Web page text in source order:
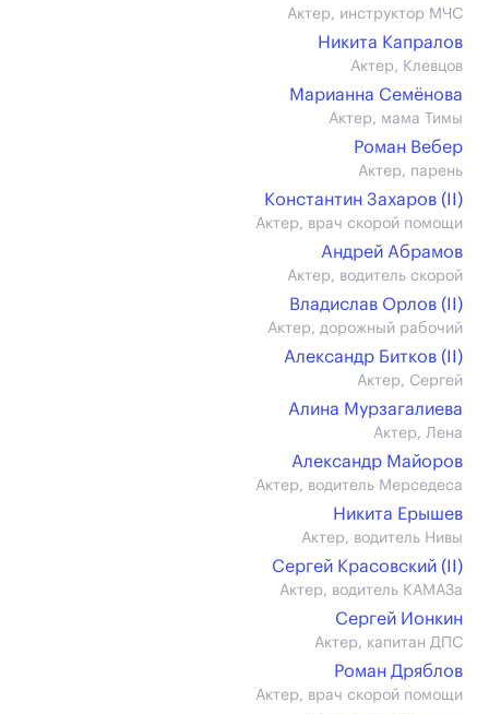
Актер, инструктор МЧС
Никита Капралов
Актер, Клевцов
Марианна Семёнова
Актер, мама Тимы
Роман Вебер
Актер, парень
Константин Захаров (II)
Актер, врач скорой помощи
Андрей Абрамов
Актер, водитель скорой
Владислав Орлов (II)
Актер, дорожный рабочий
Александр Битков (II)
Актер, Сергей
Алина Мурзагалиева
Актер, Лена
Александр Майоров
Актер, водитель Мерседеса
Никита Ерышев
Актер, водитель Нивы
Сергей Красовский (II)
Актер, водитель КАМАЗа
Сергей Ионкин
Актер, капитан ДПС
Роман Дряблов
Актер, врач скорой помощи